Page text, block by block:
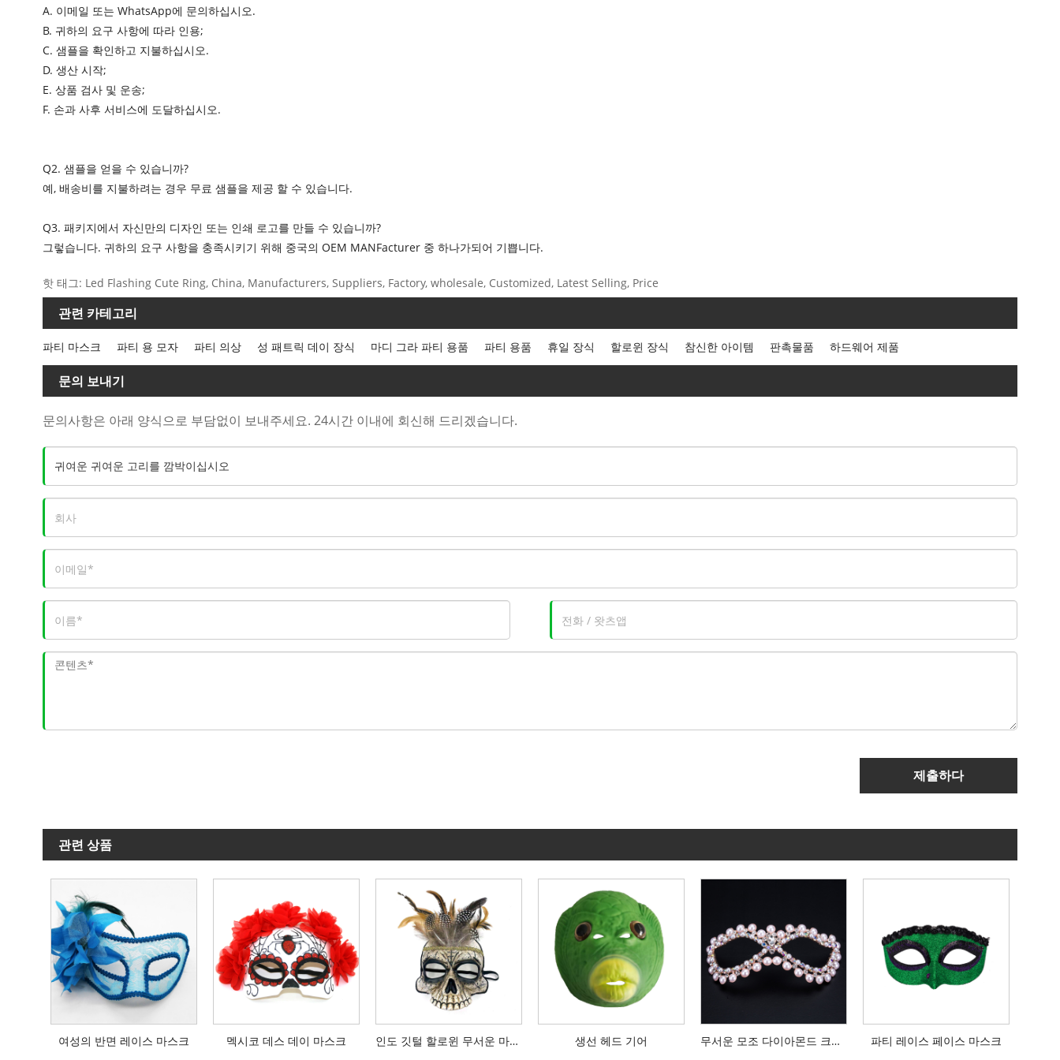
A. 이메일 또는 WhatsApp에 문의하십시오.
B. 귀하의 요구 사항에 따라 인용;
C. 샘플을 확인하고 지불하십시오.
D. 생산 시작;
E. 상품 검사 및 운송;
F. 손과 사후 서비스에 도달하십시오.
Q2. 샘플을 얻을 수 있습니까?
예, 배송비를 지불하려는 경우 무료 샘플을 제공 할 수 있습니다.
Q3. 패키지에서 자신만의 디자인 또는 인쇄 로고를 만들 수 있습니까?
그렇습니다. 귀하의 요구 사항을 충족시키기 위해 중국의 OEM MANFacturer 중 하나가되어 기쁩니다.
핫 태그: Led Flashing Cute Ring, China, Manufacturers, Suppliers, Factory, wholesale, Customized, Latest Selling, Price
관련 카테고리
파티 마스크 파티 용 모자 파티 의상 성 패트릭 데이 장식 마디 그라 파티 용품 파티 용품 휴일 장식 할로윈 장식 참신한 아이템 판촉물품 하드웨어 제품
문의 보내기
문의사항은 아래 양식으로 부담없이 보내주세요. 24시간 이내에 회신해 드리겠습니다.
제출하다
관련 상품
여성의 반면 레이스 마스크 멕시코 데스 데이 마스크 인도 깃털 할로윈 무서운 마스크 생선 헤드 기어 무서운 모조 다이아몬드 크리스탈 아이 마스크 파티 레이스 페이스 마스크